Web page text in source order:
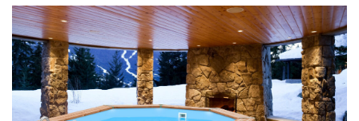
Todo lo que necesita
se incluye de manera
estándar